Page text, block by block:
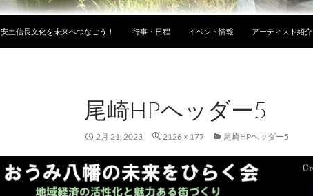
安土信長文化を未来へつなごう！ 行事・日程 イベント情報 アーティスト紹介
尾崎HPヘッダー5
2月 21, 2023 2126 × 177 尾崎HPヘッダー5